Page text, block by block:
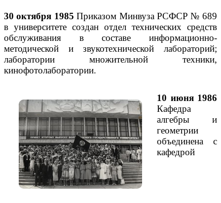
30 октября 1985 Приказом Минвуза РСФСР № 689
в университете создан отдел технических средств
обслуживания в составе информационно-
методической и звукотехнической лабораторий;
лаборатории множительной техники,
кинофотолаборатории.
10 июня 1986
Кафедра
алгебры и
геометрии
объединена с
кафедрой